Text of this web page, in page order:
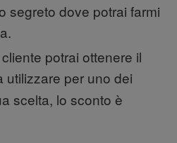
segreto dove potrai farmi
potrai ottenere il
utilizzare per uno dei
scelta, lo sconto è